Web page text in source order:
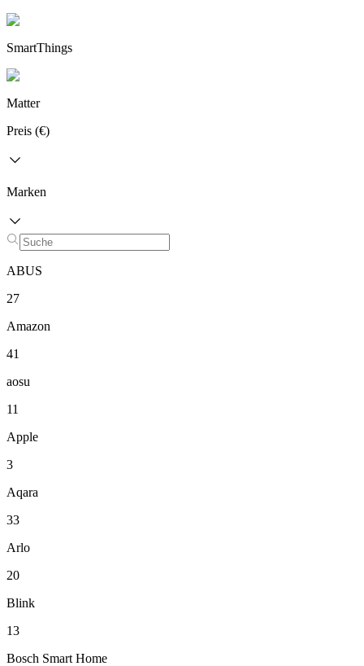
SmartThings
Matter
Preis (€)
Marken
ABUS
27
Amazon
41
aosu
11
Apple
3
Aqara
33
Arlo
20
Blink
13
Bosch Smart Home